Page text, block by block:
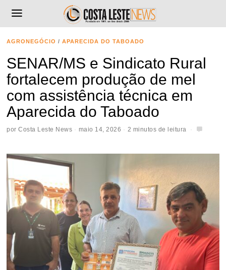
AGRONEGÓCIO / APARECIDA DO TABOADO
SENAR/MS e Sindicato Rural
fortalecem produção de mel
com assistência técnica em
Aparecida do Taboado
porCosta Leste News maio 14, 2026 2 minutos de leitura